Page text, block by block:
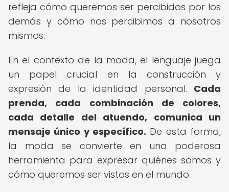
refleja cómo queremos ser percibidos por los
demás y cómo nos percibimos a nosotros
mismos.
En el contexto de la moda, el lenguaje juega
un papel crucial en la construcción y
expresión de la identidad personal. Cada
prenda, cada combinación de colores,
cada detalle del atuendo, comunica un
mensaje único y específico. De esta forma,
la moda se convierte en una poderosa
herramienta para expresar quiénes somos y
cómo queremos ser vistos en el mundo.